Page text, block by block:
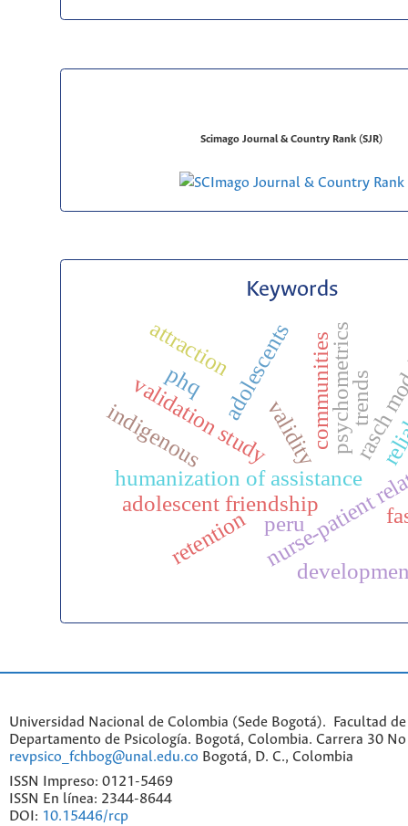
Scimago Journal & Country Rank (SJR)
Keywords
psychometrics
humanization of assistance
validation study
nurse-patient
adolescent friendship
rasch
phq
validity
adolescents trends
indigenous communities
peru
attraction
retention
Universidad Nacional de Colombia (Sede Bogotá). Facultad de
Departamento de Psicología. Bogotá, Colombia. Carrera 30
revpsico_fchbog@unal.edu.co Bogotá, D. C., Colombia
ISSN Impreso: 0121-5469
ISSN En línea: 2344-8644
DOI: 10.15446/rcp